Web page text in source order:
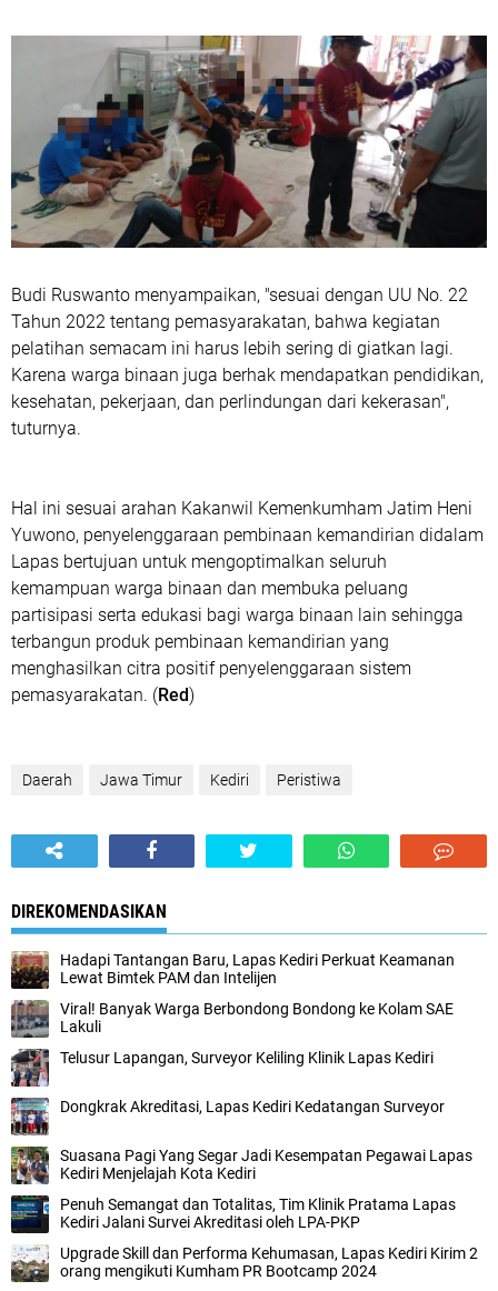
Budi Ruswanto menyampaikan, "sesuai dengan UU No. 22
Tahun 2022 tentang pemasyarakatan, bahwa kegiatan
pelatihan semacam ini harus lebih sering di giatkan lagi.
Karena warga binaan juga berhak mendapatkan pendidikan,
kesehatan, pekerjaan, dan perlindungan dari kekerasan",
tuturnya.
Hal ini sesuai arahan Kakanwil Kemenkumham Jatim Heni
Yuwono, penyelenggaraan pembinaan kemandirian didalam
Lapas bertujuan untuk mengoptimalkan seluruh
kemampuan warga binaan dan membuka peluang
partisipasi serta edukasi bagi warga binaan lain sehingga
terbangun produk pembinaan kemandirian yang
menghasilkan citra positif penyelenggaraan sistem
pemasyarakatan. (Red)
Daerah Jawa Timur Kediri Peristiwa
DIREKOMENDASIKAN
Hadapi Tantangan Baru, Lapas Kediri Perkuat Keamanan
Lewat Bimtek PAM dan Intelijen
Viral! Banyak Warga Berbondong Bondong ke Kolam SAE
Lakuli
Telusur Lapangan, Surveyor Keliling Klinik Lapas Kediri
Dongkrak Akreditasi, Lapas Kediri Kedatangan Surveyor
Suasana Pagi Yang Segar Jadi Kesempatan Pegawai Lapas
Kediri Menjelajah Kota Kediri
Penuh Semangat dan Totalitas, Tim Klinik Pratama Lapas
Kediri Jalani Survei Akreditasi oleh LPA-PKP
Upgrade Skill dan Performa Kehumasan, Lapas Kediri Kirim 2
orang mengikuti Kumham PR Bootcamp 2024